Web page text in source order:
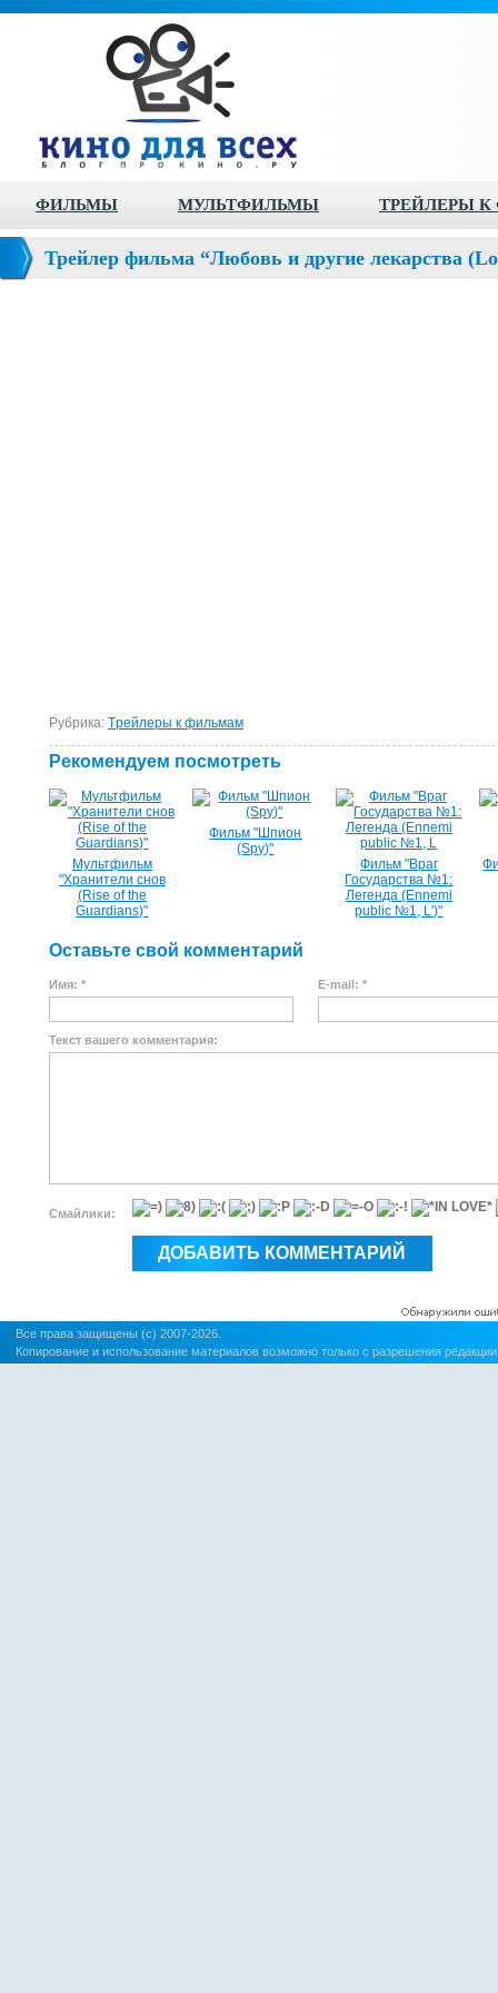
ФИЛЬМЫ МУЛЬТФИЛЬМЫ ТРЕЙЛЕРЫ
Трейлер фильма “Любовь и другие лекарства
Рубрика: Tрейлеры к фильмам
Рекомендуем посмотреть
Мультфильм
"Хранители снов
(Rise of the
Guardians)"
Фильм "Шпион
(Spy)"
Фильм "Враг
Государства №1:
Легенда (Ennemi
public №1, L')"
Оставьте свой комментарий
Имя: * E-mail: *
Текст вашего комментария:
Смайлики:
Все права защищены (c) 2007-2026.
Копирование и использование материалов возможно только с разрешения